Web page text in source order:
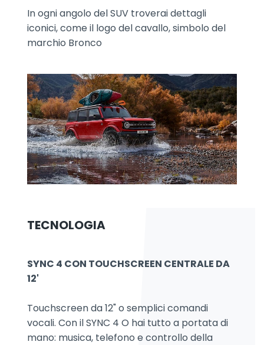
In ogni angolo del SUV troverai dettagli
iconici, come il logo del cavallo, simbolo del
marchio Bronco
TECNOLOGIA
SYNC 4 CON TOUCHSCREEN CENTRALE DA
12'
Touchscreen da 12" o semplici comandi
vocali. Con il SYNC 4 O hai tutto a portata di
mano: musica, telefono e controllo della